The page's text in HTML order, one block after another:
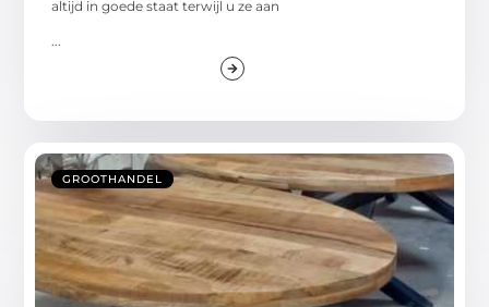
altijd in goede staat terwijl u ze aan
GROOTHANDEL